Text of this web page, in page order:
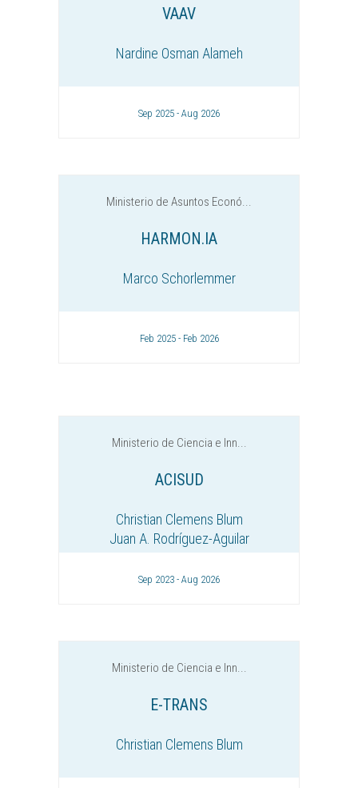
VAAV
Nardine Osman Alameh
Sep 2025 - Aug 2026
Ministerio de Asuntos Econó...
HARMON.IA
Marco Schorlemmer
Feb 2025 - Feb 2026
Ministerio de Ciencia e Inn...
ACISUD
Christian Clemens Blum
Juan A. Rodríguez-Aguilar
Sep 2023 - Aug 2026
Ministerio de Ciencia e Inn...
E-TRANS
Christian Clemens Blum